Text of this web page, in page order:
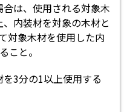
は、使用される対象木
内装材を対象の木材と
対象木材を使用した内
こと。
3分の1以上使用する